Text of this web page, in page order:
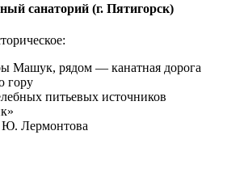
санаторий (г. Пятигорск)
Машук, рядом — канатная дорога
гору
питьевых источников
Лермонтова